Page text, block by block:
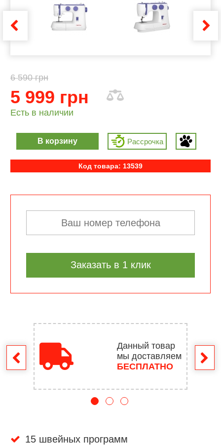
6 590 грн
5 999 грн
Есть в наличии
В корзину Рассрочка
Код товара: 13539
Заказать в 1 клик
Данный товар
мы доставляем
БЕСПЛАТНО
15 швейных программ